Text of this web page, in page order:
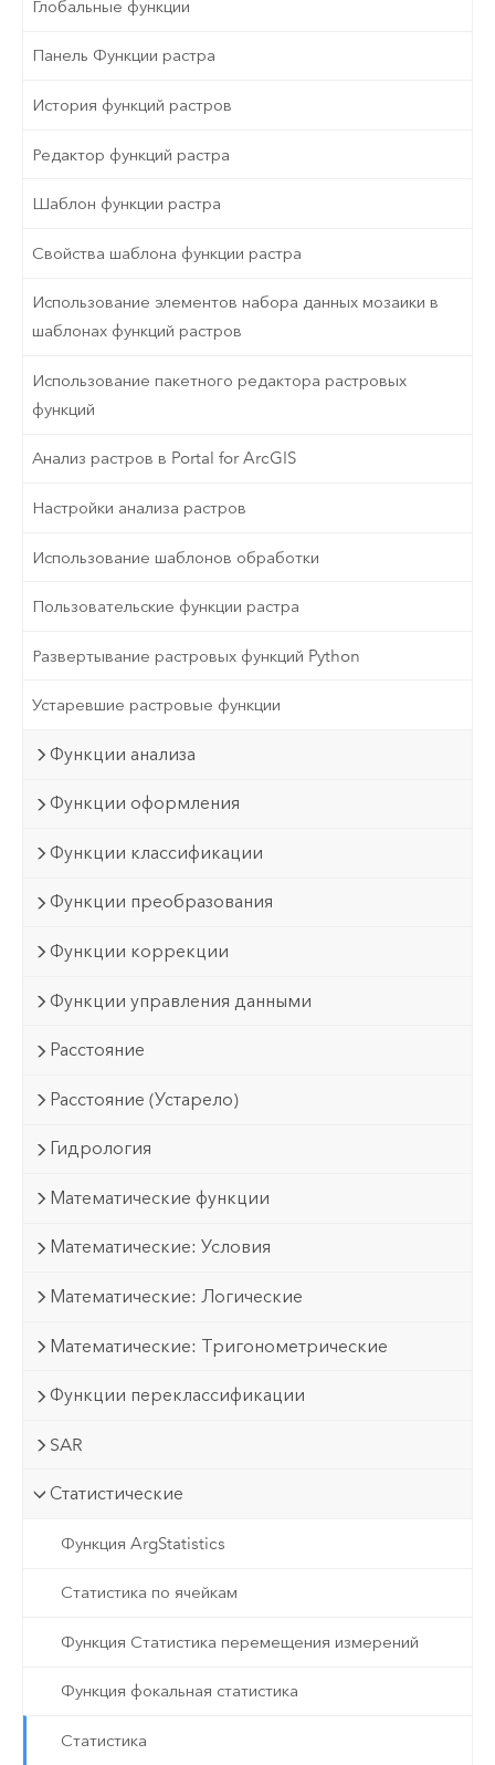
Глобальные функции
Панель Функции растра
История функций растров
Редактор функций растра
Шаблон функции растра
Свойства шаблона функции растра
Использование элементов набора данных мозаики в
шаблонах функций растров
Использование пакетного редактора растровых
функций
Анализ растров в Portal for ArcGIS
Настройки анализа растров
Использование шаблонов обработки
Пользовательские функции растра
Развертывание растровых функций Python
Устаревшие растровые функции
Функции анализа
Функции оформления
Функции классификации
Функции преобразования
Функции коррекции
Функции управления данными
Расстояние
Расстояние (Устарело)
Гидрология
Математические функции
Математические: Условия
Математические: Логические
Математические: Тригонометрические
Функции переклассификации
SAR
Статистические
Функция ArgStatistics
Статистика по ячейкам
Функция Статистика перемещения измерений
Функция фокальная статистика
Статистика